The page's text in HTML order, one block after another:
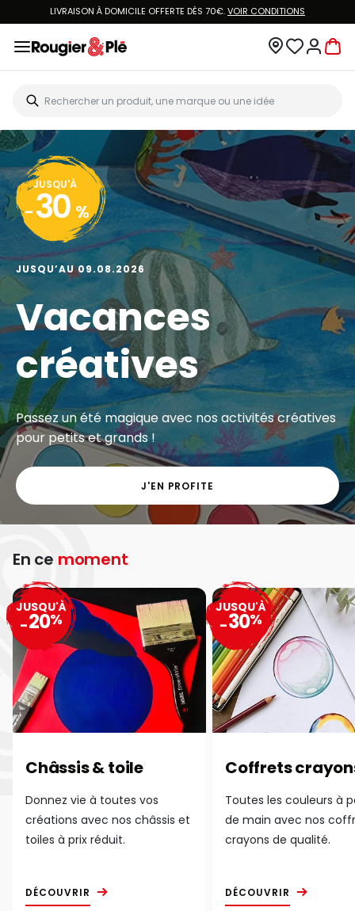
LIVRAISON À DOMICILE OFFERTE DÈS 70€.VOIR CONDITIONS
JUSQU'À
- 30 %
JUSQU’AU 09.08.2026
Vacances
créatives
Passez un été magique avec nos activités créatives
pour petits et grands !
J'EN PROFITE
En ce moment
Châssis & toile
Donnez vie à toutes vos
créations avec nos châssis et
toiles à prix réduit.
DÉCOUVRIR
JUSQU'À
-20%
Coffrets
Toutes les couleurs à
de main avec nos
crayons de qualité.
DÉCOUVRIR
JUSQU'À
-30%